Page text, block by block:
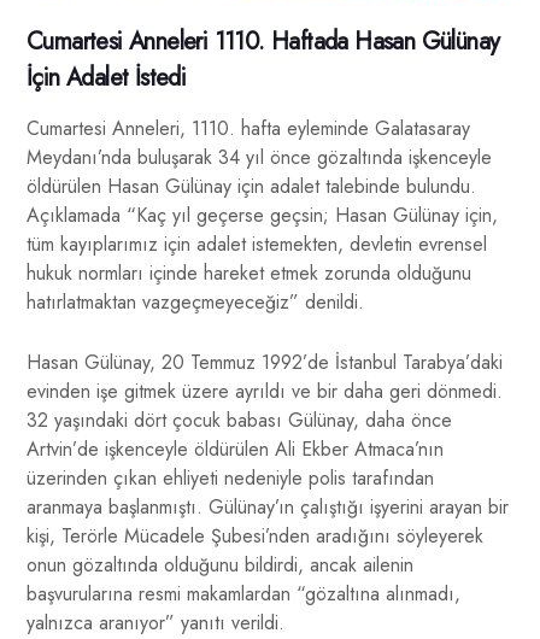
Cumartesi Anneleri 1110. Haftada Hasan Gülünay
İçin Adalet İstedi
Cumartesi Anneleri, 1110. hafta eyleminde Galatasaray
Meydanı’nda buluşarak 34 yıl önce gözaltında işkenceyle
öldürülen Hasan Gülünay için adalet talebinde bulundu.
Açıklamada “Kaç yıl geçerse geçsin; Hasan Gülünay için,
tüm kayıplarımız için adalet istemekten, devletin evrensel
hukuk normları içinde hareket etmek zorunda olduğunu
hatırlatmaktan vazgeçmeyeceğiz” denildi.
Hasan Gülünay, 20 Temmuz 1992’de İstanbul Tarabya’daki
evinden işe gitmek üzere ayrıldı ve bir daha geri dönmedi.
32 yaşındaki dört çocuk babası Gülünay, daha önce
Artvin’de işkenceyle öldürülen Ali Ekber Atmaca’nın
üzerinden çıkan ehliyeti nedeniyle polis tarafından
aranmaya başlanmıştı. Gülünay’ın çalıştığı işyerini arayan bir
kişi, Terörle Mücadele Şubesi’nden aradığını söyleyerek
onun gözaltında olduğunu bildirdi, ancak ailenin
başvurularına resmi makamlardan “gözaltına alınmadı,
yalnızca aranıyor” yanıtı verildi.